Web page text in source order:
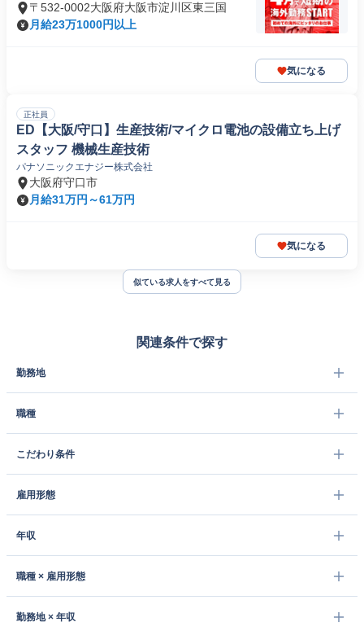
〒532-0002大阪府大阪市淀川区東三国
月給23万1000円以上
気になる
正社員
ED【大阪/守口】生産技術/マイクロ電池の設備立ち上げ
スタッフ 機械生産技術
パナソニックエナジー株式会社
大阪府守口市
月給31万円～61万円
気になる
似ている求人をすべて見る
関連条件で探す
勤務地
職種
こだわり条件
雇用形態
年収
職種 × 雇用形態
勤務地 × 年収